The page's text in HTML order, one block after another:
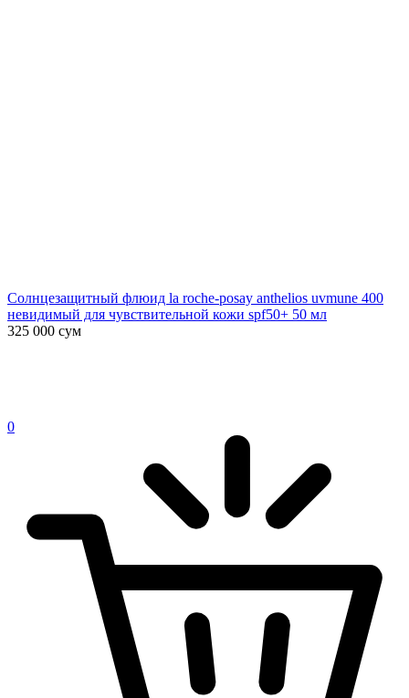
Солнцезащитный флюид la roche-posay anthelios uvmune 400
невидимый для чувствительной кожи spf50+ 50 мл
325 000 сум
0